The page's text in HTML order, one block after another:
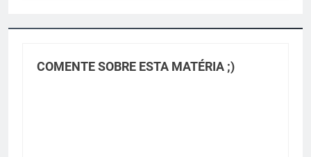
COMENTE SOBRE ESTA MATÉRIA ;)